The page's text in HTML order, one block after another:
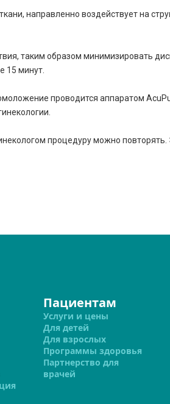
направленно воздействует на
таким образом минимизировать
15 минут.
проводится аппаратом
процедуру можно
Пациентам
Услуги и цены
Для детей
Для взрослых
Программы здоровья
Партнерство для
врачей